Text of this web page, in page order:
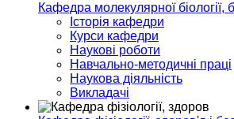
Кафедра молекулярної біології,
Історія кафедри
Курси кафедри
Наукові роботи
Навчально-методичні праці
Наукова діяльність
Викладачі